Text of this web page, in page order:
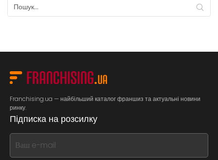
Franchising.ua — найбільший каталог франшиз та актуальні новини
ринку.
Підписка на розсилку
If
you